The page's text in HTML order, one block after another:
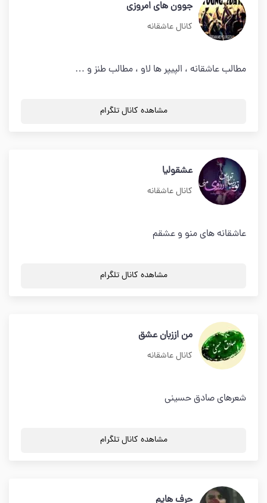
جوون های امروزی
کانال عاشقانه
مطالب عاشقانه ، الپیپر ها لاو ، مطالب طنز و …
مشاهده کانال تلگرام
عشقولیا
کانال عاشقانه
عاشقانه های منو و عشقم
مشاهده کانال تلگرام
من اززبان عشق
کانال عاشقانه
شعرهای صادق حسینی
مشاهده کانال تلگرام
حرف هایم